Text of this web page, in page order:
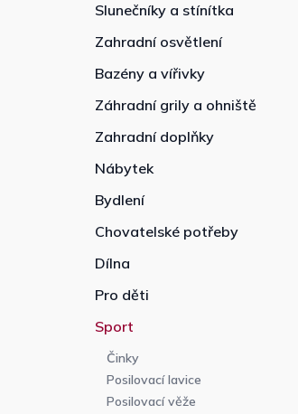
Slunečníky a stínítka
Zahradní osvětlení
Bazény a vířivky
Záhradní grily a ohniště
Zahradní doplňky
Nábytek
Bydlení
Chovatelské potřeby
Dílna
Pro děti
Sport
Činky
Posilovací lavice
Posilovací věže